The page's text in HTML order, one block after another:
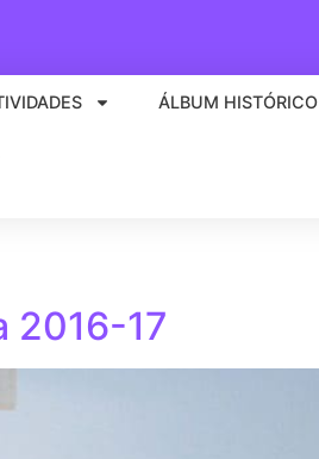
ÁLBUM HISTÓRICO
2016-17